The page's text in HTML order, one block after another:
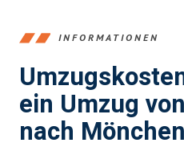
INFORMATIONEN
ein Umzug
nach